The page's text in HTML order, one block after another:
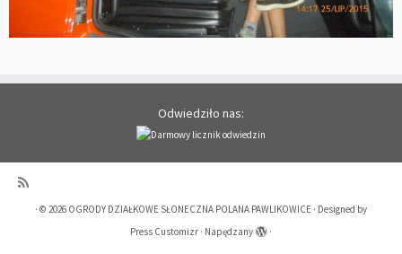
Odwiedziło nas:
· © 2026 OGRODY DZIAŁKOWE SŁONECZNA POLANA PAWLIKOWICE · Designed by
Press Customizr · Napędzany ·